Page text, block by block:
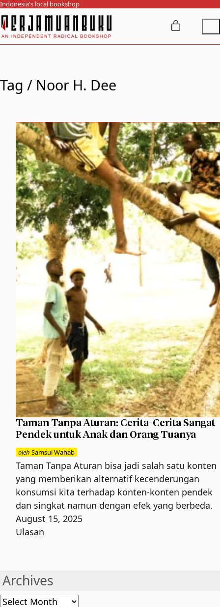
Indonesia's local bookshop
Tag / Noor H. Dee
Taman Tanpa Aturan: Cerita-Cerita Sangat
Pendek untuk Anak dan Orang Tuanya
oleh Samsul Wahab
Taman Tanpa Aturan bisa jadi salah satu konten
yang memberikan alternatif kecenderungan
konsumsi kita terhadap konten-konten pendek
dan singkat namun dengan efek yang berbeda.
August 15, 2025
Ulasan
Archives
Archives